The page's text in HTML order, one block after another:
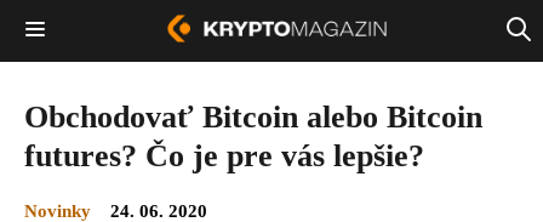
Obchodovať Bitcoin alebo Bitcoin
futures? Čo je pre vás lepšie?
Novinky
24. 06. 2020